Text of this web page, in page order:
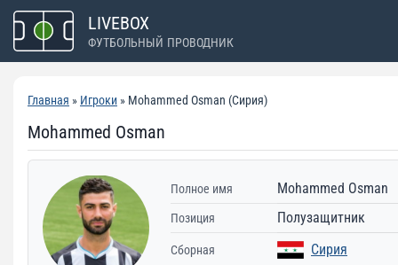
Перейти
содержимому
LIVEBOX
ФУТБОЛЬНЫЙ ПРОВОДНИК
Главная » Игроки » Mohammed Osman (Сирия)
Mohammed Osman
Полное имя Mohammed Osman
Позиция Полузащитник
Сборная Сирия